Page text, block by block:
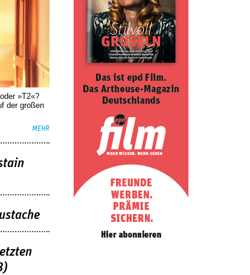
»T2«?
der großen
MEHR